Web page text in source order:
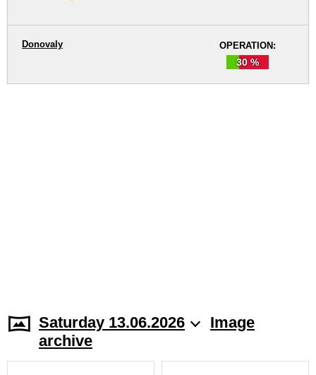
OPERATION:
30 %
Donovaly
Saturday 13.06.2026
Image
archive